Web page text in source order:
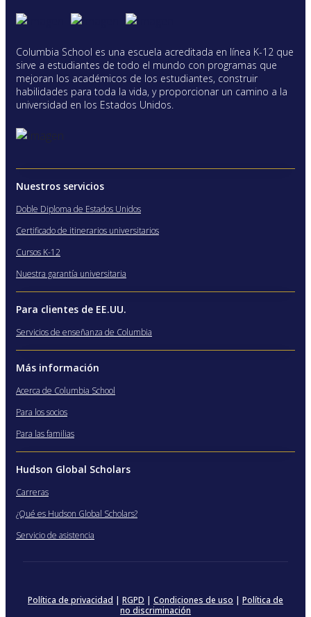
Columbia School es una escuela acreditada en línea K-12 que
sirve a estudiantes de todo el mundo con programas que
mejoran los académicos de los estudiantes, construir
habilidades para toda la vida, y proporcionar un camino a la
universidad en los Estados Unidos.
Nuestros servicios
Doble Diploma de Estados Unidos
Certificado de itinerarios universitarios
Cursos K-12
Nuestra garantía universitaria
Para clientes de EE.UU.
Servicios de enseñanza de Columbia
Más información
Acerca de Columbia School
Para los socios
Para las familias
Hudson Global Scholars
Carreras
¿Qué es Hudson Global Scholars?
Servicio de asistencia
Política de privacidad | RGPD | Condiciones de uso | Política de
no discriminación